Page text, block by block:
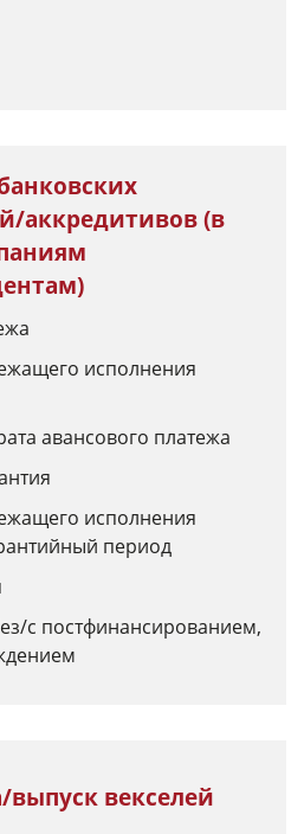
аккредитивов (в
исполнения
авансового платежа
исполнения
период
с постфинансированием,
выпуск векселей